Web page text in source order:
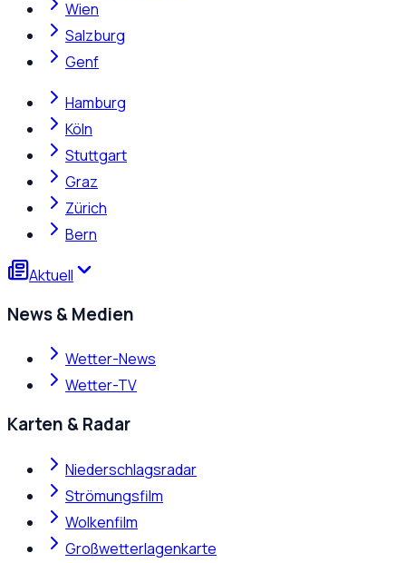
Wien
Salzburg
Genf
Hamburg
Köln
Stuttgart
Graz
Zürich
Bern
Aktuell
News & Medien
Wetter-News
Wetter-TV
Karten & Radar
Niederschlagsradar
Strömungsfilm
Wolkenfilm
Großwetterlagenkarte